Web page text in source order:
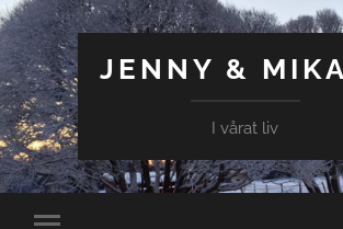
JENNY &
I vårat liv